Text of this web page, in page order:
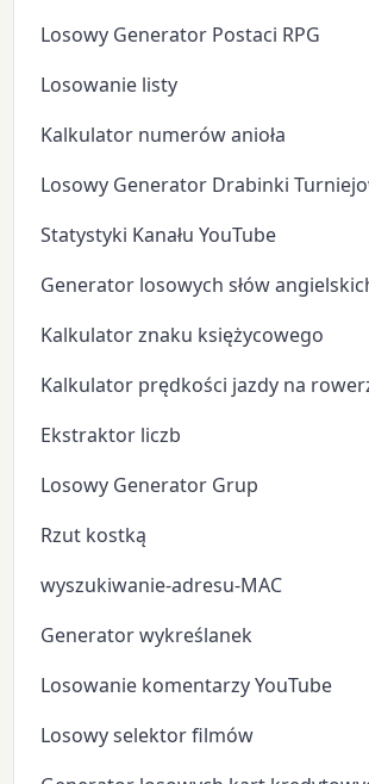
Losowy Generator Postaci RPG
Losowanie listy
Kalkulator numerów anioła
Losowy Generator Drabinki
Statystyki Kanału YouTube
Generator losowych słów
Kalkulator znaku księżycowego
Kalkulator prędkości jazdy na
Ekstraktor liczb
Losowy Generator Grup
Rzut kostką
wyszukiwanie-adresu-MAC
Generator wykreślanek
Losowanie komentarzy YouTube
Losowy selektor filmów